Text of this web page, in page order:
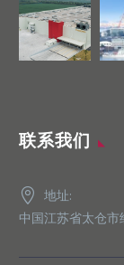
联系我们
地址:
中国江苏省太仓